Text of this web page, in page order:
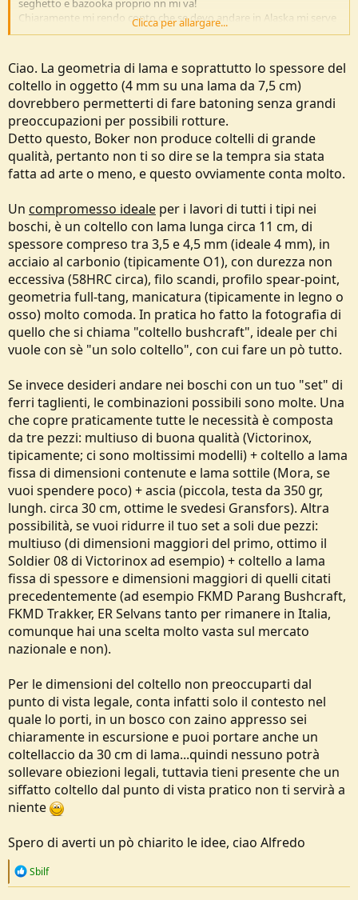
Chiaramente mi rendo conto che se devo andare in Alaska mi serve
tutto e di piu', ma per la mia zona serve poco.
po' piccino da portarmi dietro nelle escursioni di un giorno,
impaurito anche dal fatto di essere pescato dalla forestale con un
coltellaccio alla Rambo! Ma mi sa' che ho toppato sul prezzo....
sa di aver speso piu' di quello che vale!
A proposito mi sembra di aver capito dalle dicussioni che voi ragazzi
sappiate quali siano le geometrie di una lama che permettano il
taglio della legna e gli altri lavori tosti. Potreste dare un occhiata alla
lama del suddetto coltello e dirmi le vostre impressioni? Prima di
distruggerlo inutilmente per un uso inappropriato...
Clicca per allargare...
Ciao. La geometria di lama e soprattutto lo spessore del
coltello in oggetto (4 mm su una lama da 7,5 cm)
dovrebbero permetterti di fare batoning senza grandi
preoccupazioni per possibili rotture.
Detto questo, Boker non produce coltelli di grande
qualità, pertanto non ti so dire se la tempra sia stata
fatta ad arte o meno, e questo ovviamente conta molto.
Un compromesso ideale per i lavori di tutti i tipi nei
boschi, è un coltello con lama lunga circa 11 cm, di
spessore compreso tra 3,5 e 4,5 mm (ideale 4 mm), in
acciaio al carbonio (tipicamente O1), con durezza non
eccessiva (58HRC circa), filo scandi, profilo spear-point,
geometria full-tang, manicatura (tipicamente in legno o
osso) molto comoda. In pratica ho fatto la fotografia di
quello che si chiama "coltello bushcraft", ideale per chi
vuole con sè "un solo coltello", con cui fare un pò tutto.
Se invece desideri andare nei boschi con un tuo "set" di
ferri taglienti, le combinazioni possibili sono molte. Una
che copre praticamente tutte le necessità è composta
da tre pezzi: multiuso di buona qualità (Victorinox,
tipicamente; ci sono moltissimi modelli) + coltello a lama
fissa di dimensioni contenute e lama sottile (Mora, se
vuoi spendere poco) + ascia (piccola, testa da 350 gr,
lungh. circa 30 cm, ottime le svedesi Gransfors). Altra
possibilità, se vuoi ridurre il tuo set a soli due pezzi:
multiuso (di dimensioni maggiori del primo, ottimo il
Soldier 08 di Victorinox ad esempio) + coltello a lama
fissa di spessore e dimensioni maggiori di quelli citati
precedentemente (ad esempio FKMD Parang Bushcraft,
FKMD Trakker, ER Selvans tanto per rimanere in Italia,
comunque hai una scelta molto vasta sul mercato
nazionale e non).
Per le dimensioni del coltello non preoccuparti dal
punto di vista legale, conta infatti solo il contesto nel
quale lo porti, in un bosco con zaino appresso sei
chiaramente in escursione e puoi portare anche un
coltellaccio da 30 cm di lama...quindi nessuno potrà
sollevare obiezioni legali, tuttavia tieni presente che un
siffatto coltello dal punto di vista pratico non ti servirà a
niente
Spero di averti un pò chiarito le idee, ciao Alfredo
R
Sbilf